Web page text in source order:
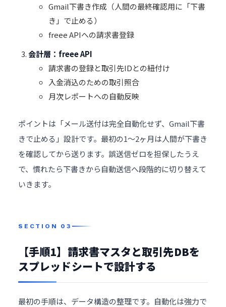
Gmail下書き作成（人間の最終確認用に「下書
き」で止める）
freee APIへの請求書登録
会計層：freee API
請求書の登録と取引先IDとの紐付け
入金消込のための取引照合
月次レポートへの自動反映
ポイントは「メール送付は完全自動化せず、Gmail下書
きで止める」設計です。最初の1〜2ヶ月は人間が下書き
を確認してから送ります。誤送信ゼロを担保したうえ
で、慣れたら下書きから自動送信へ段階的に切り替えて
いきます。
【手順1】請求書マスタと取引先DBを
スプレッドシートで設計する
最初の手順は、データ構造の整理です。自動化は強力で